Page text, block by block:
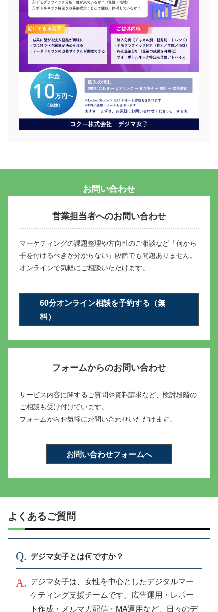
お問い合わせ
営業担当者へのお問い合わせ
マーケティングの課題整理や方向性のご相談など 「何から
手を付けるべきか分からない」段階でも問題ありません。
オンラインで気軽にご相談いただけます。
60分オンライン相談を予約する（無
料）
フォームからのお問い合わせ
サービス内容に関するご質問や資料請求など、 検討段階の
ご相談も受け付けています。
フォームからお気軽にお問い合わせいただけます。
お問い合わせフォームへ
よくあるご質問
デジマ女子とは何ですか？
デジマ女子は、女性を中心としたデジタルマー
ケティング支援チームです。広告運用・レポー
ト作成・メルマガ配信・MA運用など、日々のデ